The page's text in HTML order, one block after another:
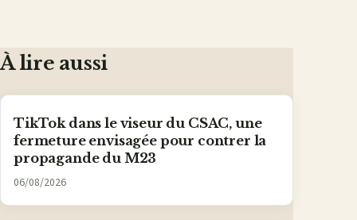
À lire aussi
TikTok dans le viseur du CSAC, une
fermeture envisagée pour contrer la
propagande du M23
06/08/2026